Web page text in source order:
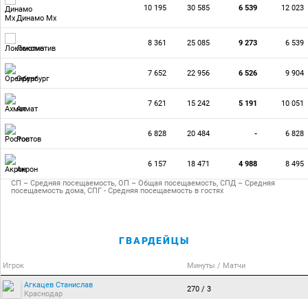
Динамо Мх
10 195 30 585 6 539 12 023
Локомотив
8 361 25 085 9 273 6 539
Оренбург
7 652 22 956 6 526 9 904
Ахмат
7 621 15 242 5 191 10 051
Ростов
6 828 20 484 - 6 828
Акрон
6 157 18 471 4 988 8 495
СП – Средняя посещаемость, ОП – Общая посещаемость, СПД – Средняя
посещаемость дома, СПГ - Средняя посещаемость в гостях
ГВАРДЕЙЦЫ
Игрок Минуты / Матчи
Агкацев Станислав
Краснодар
270 / 3